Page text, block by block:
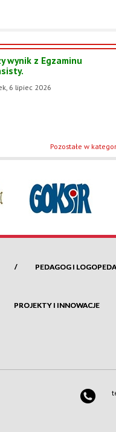
wynik z Egzaminu
6 lipiec 2026
Pozostałe w
PEDAGOG I LOGOPEDA
PROJEKTY I INNOWACJE